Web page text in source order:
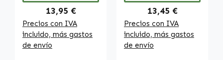
arterial, el
corazón y más |
Warnke
Vitalstoffe
Regulärer Preis:
13,95 €
Precios con IVA
incluido, más gastos
de envío
Regulärer Preis:
13,45 €
Precios con IVA
incluido, más gastos
de envío